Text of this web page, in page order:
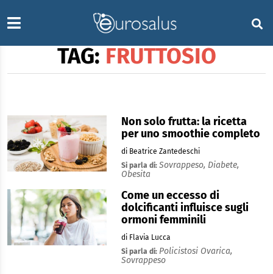
TAG: FRUTTOSIO
Non solo frutta: la ricetta
per uno smoothie completo
di Beatrice Zantedeschi
Si parla di: Sovrappeso, Diabete,
Obesita
Come un eccesso di
dolcificanti influisce sugli
ormoni femminili
di Flavia Lucca
Si parla di: Policistosi Ovarica,
Sovrappeso